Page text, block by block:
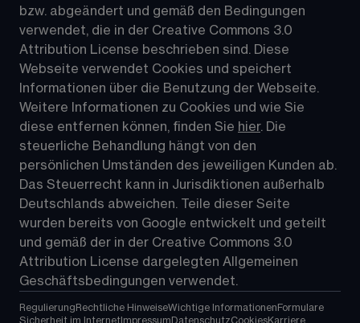
bzw. abgeändert und gemäß den Bedingungen
verwendet, die in der Creative Commons 3.0
Attribution License beschrieben sind. Diese
Webseite verwendet Cookies und speichert
Informationen über die Benutzung der Webseite.
Weitere Informationen zu Cookies und wie Sie
diese entfernen können, finden Sie hier. Die
steuerliche Behandlung hängt von den
persönlichen Umständen des jeweiligen Kunden ab.
Das Steuerrecht kann in Jurisdiktionen außerhalb
Deutschlands abweichen. Teile dieser Seite
wurden bereits von Google entwickelt und geteilt
und gemäß der in der Creative Commons 3.0
Attribution License dargelegten Allgemeinen
Geschäftsbedingungen verwendet.
Regulierung Rechtliche HinweiseWichtige Informationen Formulare
Sicherheit im Internet Impressum DatenschutzCookiesKarriere